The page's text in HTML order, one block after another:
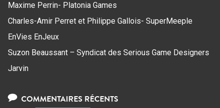
Maxime Perrin- Platonia Games
Charles-Amir Perret et Philippe Gallois- SuperMeeple
EnVies EnJeux
Suzon Beaussant – Syndicat des Serious Game Designers
Jarvin
COMMENTAIRES RÉCENTS